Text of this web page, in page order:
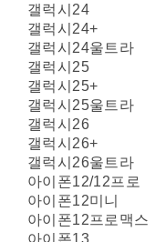
갤럭시24
갤럭시24+
갤럭시24울트라
갤럭시25
갤럭시25+
갤럭시25울트라
갤럭시26
갤럭시26+
갤럭시26울트라
아이폰12/12프로
아이폰12미니
아이폰12프로맥스
아이폰13